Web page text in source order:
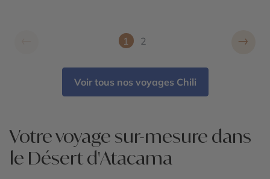
1 2 →
Voir tous nos voyages Chili
Votre voyage sur-mesure dans
le Désert d'Atacama